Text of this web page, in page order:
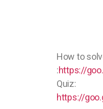
How to
:https://
Quiz:
https://